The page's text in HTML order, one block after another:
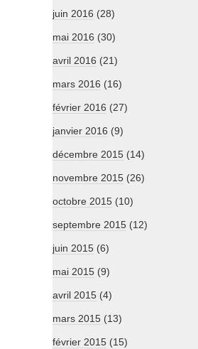
juin 2016 (28)
mai 2016 (30)
avril 2016 (21)
mars 2016 (16)
février 2016 (27)
janvier 2016 (9)
décembre 2015 (14)
novembre 2015 (26)
octobre 2015 (10)
septembre 2015 (12)
juin 2015 (6)
mai 2015 (9)
avril 2015 (4)
mars 2015 (13)
février 2015 (15)